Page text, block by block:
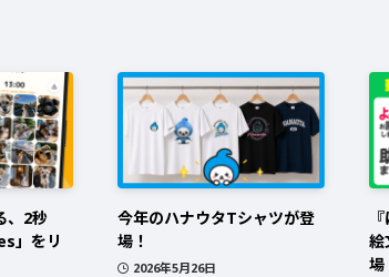
、2秒
」をリ
今年のハナウタTシャツが登
場！
2026年5月26日
絵
場